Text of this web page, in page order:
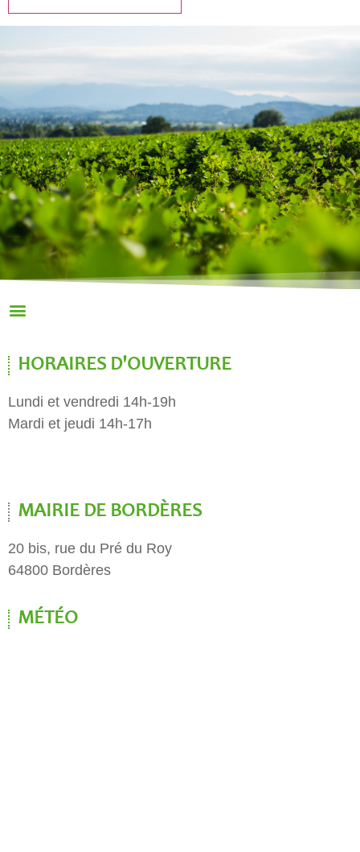
HORAIRES D'OUVERTURE
Lundi et vendredi 14h-19h
Mardi et jeudi 14h-17h
MAIRIE DE BORDÈRES
20 bis, rue du Pré du Roy
64800 Bordères
MÉTÉO